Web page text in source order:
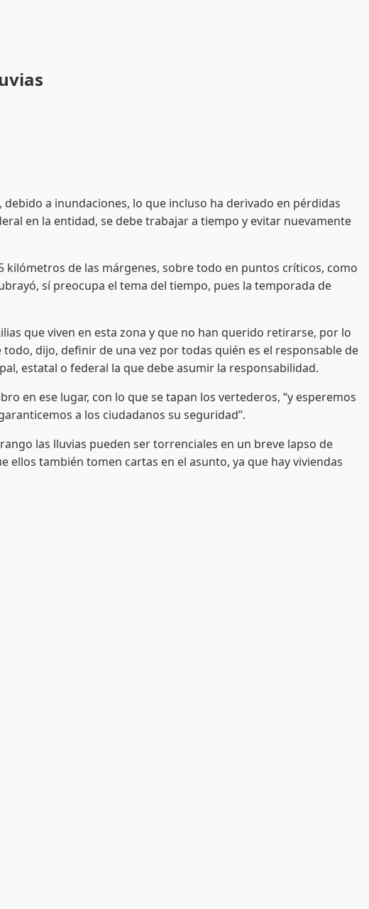
a inundaciones, lo que incluso ha derivado en pérdidas
en la entidad, se debe trabajar a tiempo y evitar nuevamente
de las márgenes, sobre todo en puntos críticos, como
sí preocupa el tema del tiempo, pues la temporada de
que viven en esta zona y que no han querido retirarse, por lo
dijo, definir de una vez por todas quién es el responsable de
estatal o federal la que debe asumir la responsabilidad.
ese lugar, con lo que se tapan los vertederos, “y esperemos
a los ciudadanos su seguridad”.
las lluvias pueden ser torrenciales en un breve lapso de
también tomen cartas en el asunto, ya que hay viviendas